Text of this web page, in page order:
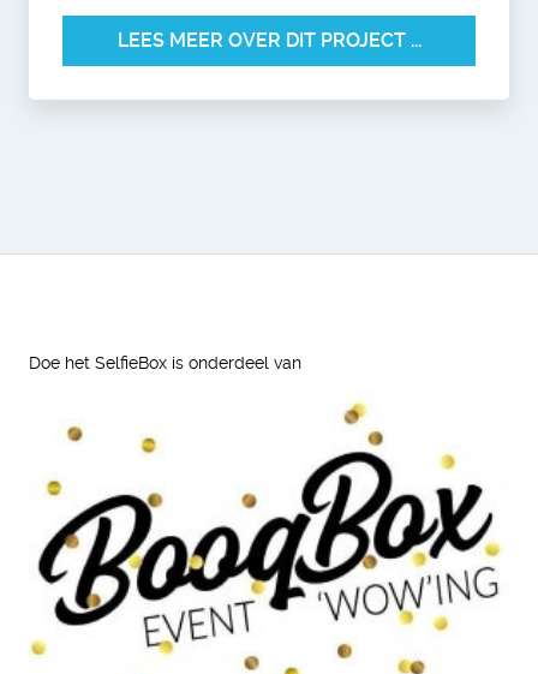
LEES MEER OVER DIT PROJECT ...
Doe het SelfieBox is onderdeel van